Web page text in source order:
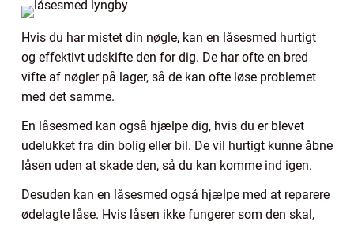
Hvis du har mistet din nøgle, kan en låsesmed hurtigt
og effektivt udskifte den for dig. De har ofte en bred
vifte af nøgler på lager, så de kan ofte løse problemet
med det samme.
En låsesmed kan også hjælpe dig, hvis du er blevet
udelukket fra din bolig eller bil. De vil hurtigt kunne åbne
låsen uden at skade den, så du kan komme ind igen.
Desuden kan en låsesmed også hjælpe med at reparere
ødelagte låse. Hvis låsen ikke fungerer som den skal,